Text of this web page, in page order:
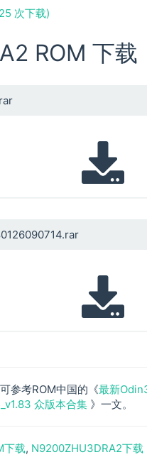
次下载)
ROM 下载
参考ROM中国的《最新
众版本合集 》一文。
下载 N9200ZHU3DRA2下载